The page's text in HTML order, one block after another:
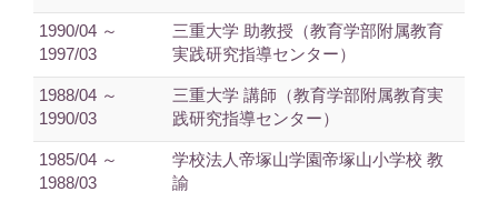
1990/04 ～
1997/03
三重大学 助教授（教育学部附属教育
実践研究指導センター）
1988/04 ～
1990/03
三重大学 講師（教育学部附属教育実
践研究指導センター）
1985/04 ～
1988/03
学校法人帝塚山学園帝塚山小学校 教
諭